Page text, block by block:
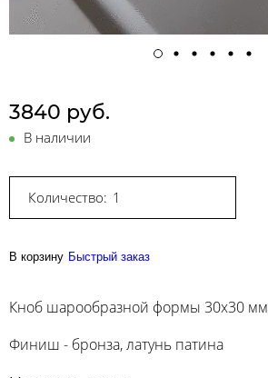
3840 руб.
В наличии
Количество:
В корзину Быстрый заказ
Кноб шарообразной формы 30х30 мм
Финиш - бронза, латунь патина